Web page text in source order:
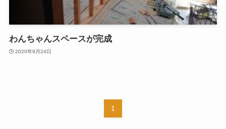
わんちゃんスペースが完成
2020年9月24日
1